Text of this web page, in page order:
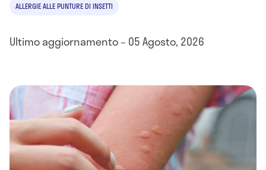
ALLERGIE ALLE PUNTURE DI INSETTI
Ultimo aggiornamento – 05 Agosto, 2026